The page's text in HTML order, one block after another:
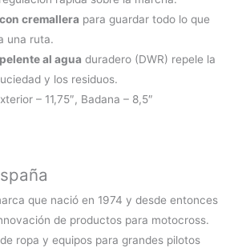
cremallera para guardar todo lo que
una ruta.
al agua duradero (DWR) repele la
y los residuos.
– 11,75″, Badana – 8,5″
que nació en 1974 y desde entonces
de productos para motocross.
ropa y equipos para grandes pilotos